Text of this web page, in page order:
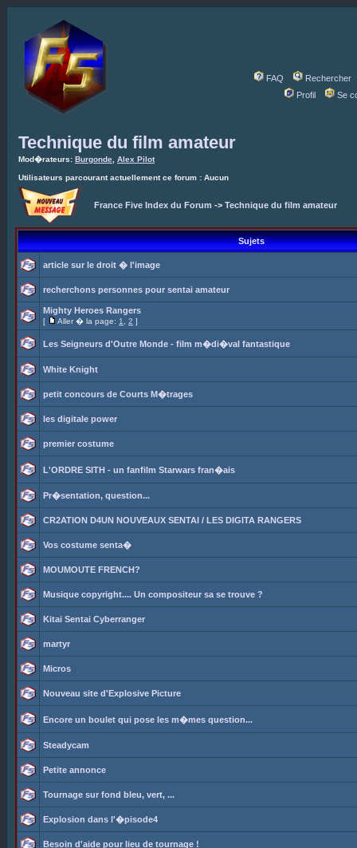
FAQ
Rechercher
Profil
Se
Technique du film amateur
Mod�rateurs: Burgonde Alex Pilot
Utilisateurs parcourant actuellement ce forum : Aucun
France Five Index du Forum -> Technique du film amateur
Sujets
article sur le droit � l'image
recherchons personnes pour sentai amateur
Mighty Heroes Rangers
[ Aller � la page: 1 2 ]
Les Seigneurs d'Outre Monde - film m�di�val fantastique
White Knight
petit concours de Courts M�trages
les digitale power
premier costume
L'ORDRE SITH - un fanfilm Starwars fran�ais
Pr�sentation, question...
CR2ATION D4UN NOUVEAUX SENTAI / LES DIGITA RANGERS
Vos costume senta�
MOUMOUTE FRENCH?
Musique copyright.... Un compositeur sa se trouve ?
Kitai Sentai Cyberranger
martyr
Micros
Nouveau site d'Explosive Picture
Encore un boulet qui pose les m�mes question...
Steadycam
Petite annonce
Tournage sur fond bleu, vert, ...
Explosion dans l'�pisode4
Besoin d'aide pour lieu de tournage !